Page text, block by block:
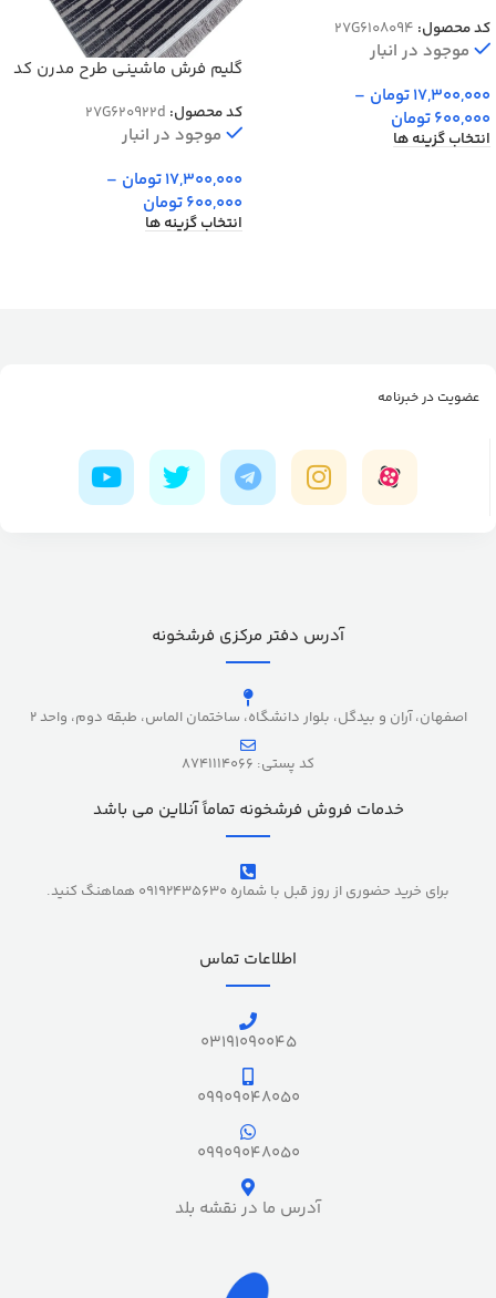
کد محصول: 27G6108094
موجود در انبار
17,300,000تومان –
600,000تومان
انتخاب گزینه ها
گلیم فرش ماشینی طرح مدرن کد
کد محصول: 27G620922d
موجود در انبار
17,300,000تومان –
600,000تومان
انتخاب گزینه ها
عضویت در خبرنامه
آدرس دفتر مرکزی فرشخونه
اصفهان، آران و بیدگل، بلوار دانشگاه، ساختمان الماس، طبقه دوم، واحد 2
کد پستی: 8741114066
خدمات فروش فرشخونه تماماً آنلاین می باشد
برای خرید حضوری از روز قبل با شماره 09192435630 هماهنگ کنید.
اطلاعات تماس
03191090045
09909048050
09909048050
آدرس ما در نقشه بلد